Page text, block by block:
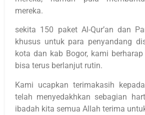
mereka.
sekita 150 paket Al-Qur’an dan
khusus untuk para penyandang
kota dan kab Bogor, kami
bisa terus berlanjut rutin.
Kami ucapkan terimakasih
telah menyedakhkan sebagian
ibadah kita semua Allah terima